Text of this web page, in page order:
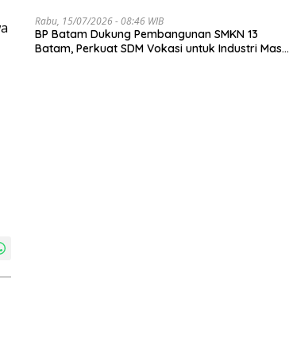
Rabu, 15/07/2026 - 08:46 WIB
BP Batam Dukung Pembangunan SMKN 13
Batam, Perkuat SDM Vokasi untuk Industri Masa